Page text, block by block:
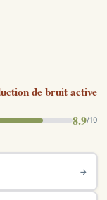
de bruit active
8.9/10
→